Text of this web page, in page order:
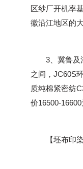
区纱厂开机率
徽沿江地区的
3、冀鲁及江
之间，JC60S
质纯棉紧密纺
价16500-
【坯布印染